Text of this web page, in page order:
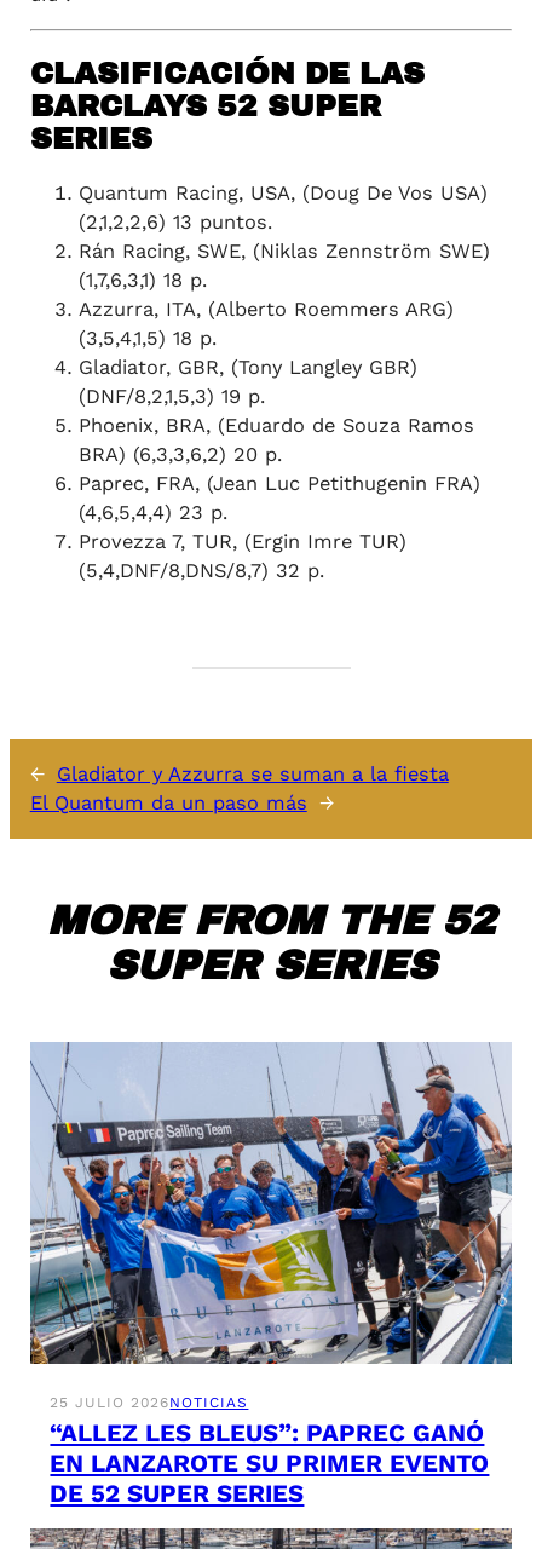
CLASIFICACIÓN DE LAS
BARCLAYS 52 SUPER
SERIES
Quantum Racing, USA, (Doug De Vos USA)
(2,1,2,2,6) 13 puntos.
Rán Racing, SWE, (Niklas Zennström SWE)
(1,7,6,3,1) 18 p.
Azzurra, ITA, (Alberto Roemmers ARG)
(3,5,4,1,5) 18 p.
Gladiator, GBR, (Tony Langley GBR)
(DNF/8,2,1,5,3) 19 p.
Phoenix, BRA, (Eduardo de Souza Ramos
BRA) (6,3,3,6,2) 20 p.
Paprec, FRA, (Jean Luc Petithugenin FRA)
(4,6,5,4,4) 23 p.
Provezza 7, TUR, (Ergin Imre TUR)
(5,4,DNF/8,DNS/8,7) 32 p.
← Gladiator y Azzurra se suman a la fiesta
El Quantum da un paso más →
MORE FROM THE 52
SUPER SERIES
25 JULIO 2026NOTICIAS
“ALLEZ LES BLEUS”: PAPREC GANÓ
EN LANZAROTE SU PRIMER EVENTO
DE 52 SUPER SERIES